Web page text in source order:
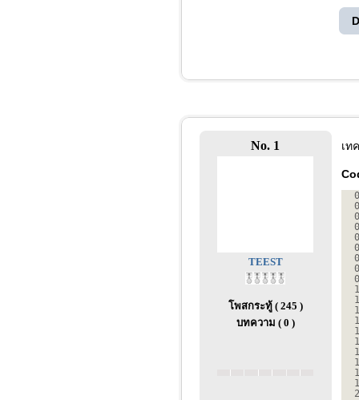
No. 1
TEEST
โพสกระทู้ ( 245 )
บทความ ( 0 )
เท